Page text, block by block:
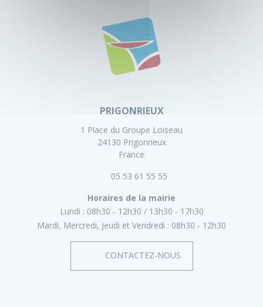
PRIGONRIEUX
1 Place du Groupe Loiseau
24130 Prigonrieux
France
05 53 61 55 55
Horaires de la mairie
Lundi : 08h30 - 12h30
13h30 - 17h30
Mardi, Mercredi, Jeudi et Vendredi : 08h30 - 12h30
CONTACTEZ-NOUS